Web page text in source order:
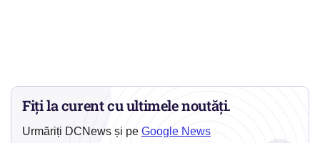
Fiți la curent cu ultimele noutăți.
Urmăriți DCNews și pe Google News